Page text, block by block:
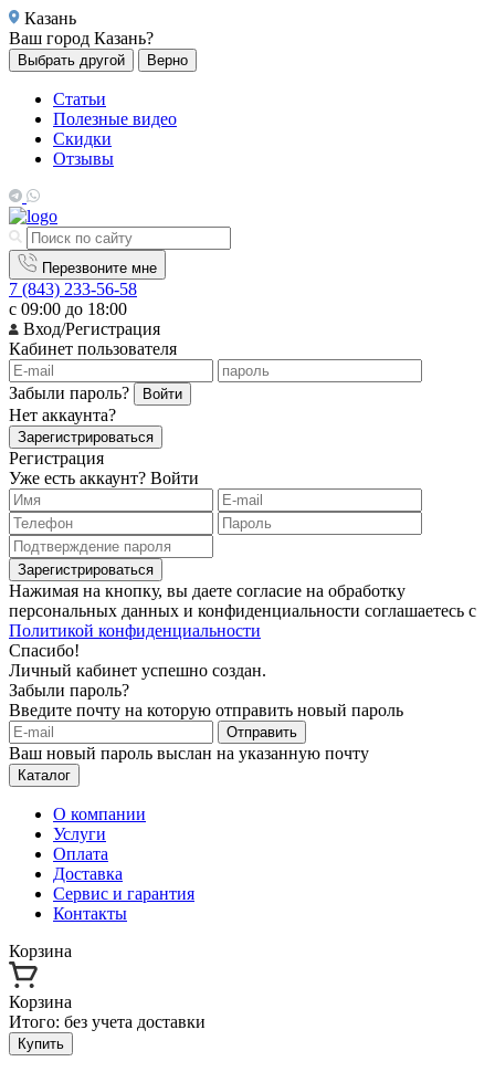
Казань
Ваш город Казань?
Выбрать другой Верно
Статьи
Полезные видео
Скидки
Отзывы
Перезвоните мне
7 (843) 233-56-58
с 09:00 до 18:00
Вход/Регистрация
Кабинет пользователя
Забыли пароль? Войти
Нет аккаунта?
Зарегистрироваться
Регистрация
Уже есть аккаунт? Войти
Зарегистрироваться
Нажимая на кнопку, вы даете согласие на обработку
персональных данных и конфиденциальности соглашаетесь с
Политикой конфиденциальности
Спасибо!
Личный кабинет успешно создан.
Забыли пароль?
Введите почту на которую отправить новый пароль
Отправить
Ваш новый пароль выслан на указанную почту
Каталог
О компании
Услуги
Оплата
Доставка
Сервис и гарантия
Контакты
Корзина
Корзина
Итого: без учета доставки
Купить